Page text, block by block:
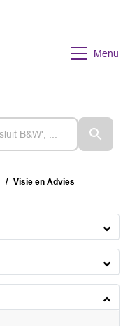
Menu
Visie en Advies